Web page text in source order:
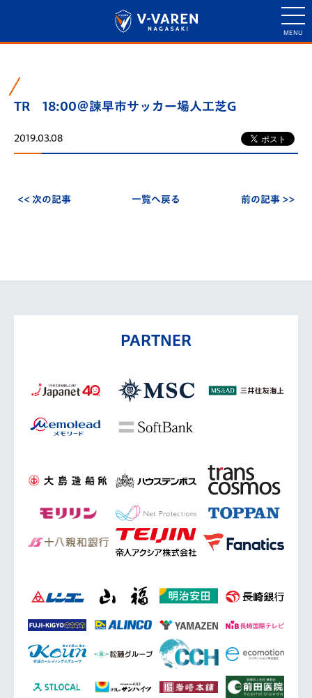
TR 18:00＠諫早市サッカー場人工芝G
2019.03.08
<< 次の記事 一覧へ戻る 前の記事 >>
PARTNER